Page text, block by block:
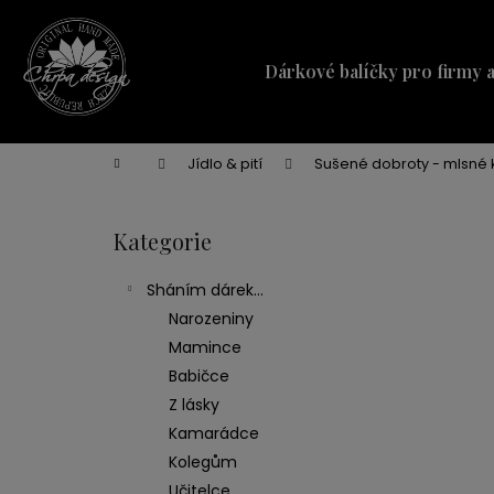
obsah
Dárkové balíčky pro firmy
Domů Jídlo & pití Sušené dobroty - mlsné
Přeskočit
kategorie
Kategorie
Sháním dárek...
Narozeniny
Mamince
Babičce
Z lásky
Kamarádce
Kolegům
Zpět
do
obchodu
Zpět
do
obchodu